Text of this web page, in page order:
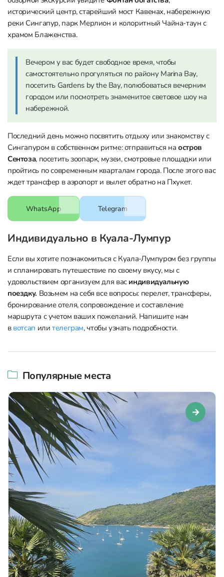
исторический центр, старейший мост Кавенах, набережную
реки Сингапур, парк Мерлион и колоритный Чайна-таун с
храмом Блаженства.
Вечером у вас будет свободное время, чтобы
самостоятельно прогуляться по району Marina Bay,
посетить Gardens by the Bay, полюбоваться вечерним
городом или посмотреть знаменитое световое шоу на
набережной.
Последний день можно посвятить отдыху или знакомству с
Сингапуром в собственном ритме: отправиться наостров
Сентоза, посетить зоопарк, музеи, смотровые площадки или
пройтись по современным кварталам города. После этого вас
ждет трансфер в аэропорт и вылет обратно на Пхукет.
WhatsApp Telegram
Индивидуально в Куала-Лумпур
Если вы хотите познакомиться с Куала-Лумпуром без группы
и спланировать путешествие по своему вкусу, мы с
удовольствием организуем для вас индивидуальную
поездку. Возьмем на себя все вопросы: перелет, трансферы,
бронирование отеля, сопровождение и составление
маршрута с учетом ваших пожеланий. Напишите нам
в вотсап илителеграм, чтобы узнать подробности.
Популярные места